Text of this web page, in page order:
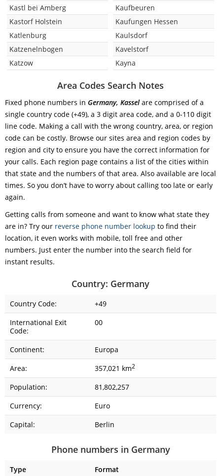
Kastl bei Amberg
Kastorf Holstein
Katlenburg
Katzenelnbogen
Katzow
Kaufbeuren
Kaufungen Hessen
Kaulsdorf
Kavelstorf
Kayna
Area Codes Search Notes
Fixed phone numbers in Germany, Kassel are comprised of a
single country code (+49), a 3 digit area code, and a 0-110 digit
line code. Making a call with the wrong country, area, or region
code can be costly. Browse our sites area and region codes by
region and city to ensure you have the correct information for
your calls. Each region page contains a list of the cities within
that state and the numbers of that area. Also available are local
times. So you don’t have to worry about calling too late or early
again.
Getting calls from someone and want to know what state they
are in? Try our reverse phone number lookup to find their
location, it even works with mobile, toll free and other
numbers. Just enter the number into the search field for
instant results.
Country: Germany
Country Code:
+49
International Exit
Code:
00
Continent:
Europa
Area:
357,021 km2
Population:
81,802,257
Currency:
Euro
Capital:
Berlin
Phone numbers in Germany
Type
Format